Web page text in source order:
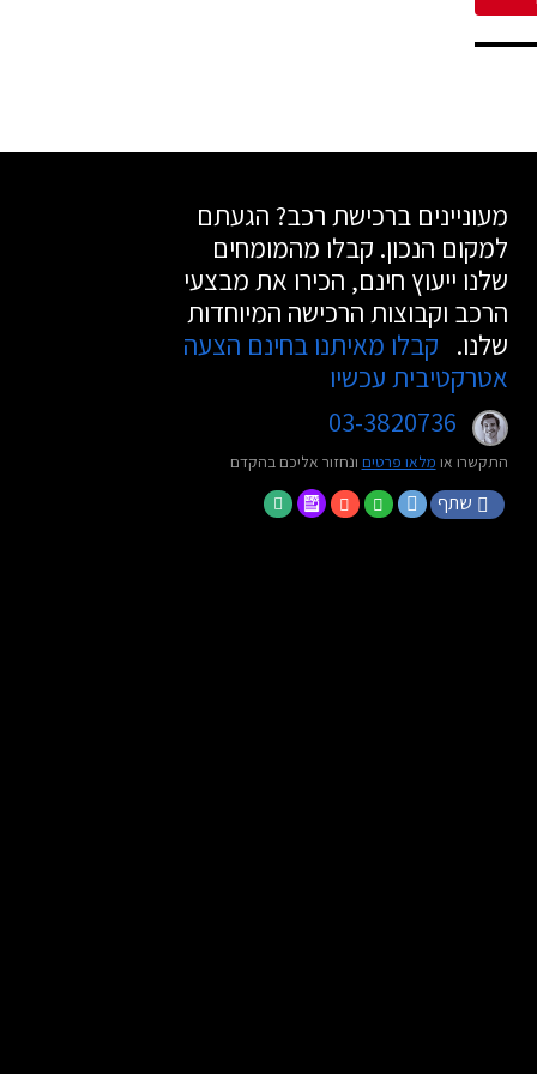
מעוניינים ברכישת רכב? הגעתם
למקום הנכון. קבלו מהמומחים
שלנו ייעוץ חינם, הכירו את מבצעי
הרכב וקבוצות הרכישה המיוחדות
שלנו. קבלו מאיתנו בחינם הצעה
אטרקטיבית עכשיו
03-3820736
התקשרו או מלאו פרטים ונחזור אליכם בהקדם
שתף